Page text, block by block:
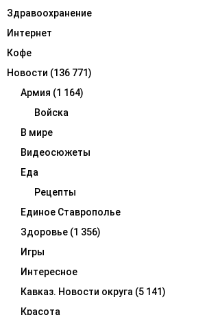
Здравоохранение
Интернет
Кофе
Новости (136 771)
Армия (1 164)
Войска
В мире
Видеосюжеты
Еда
Рецепты
Единое Ставрополье
Здоровье (1 356)
Игры
Интересное
Кавказ. Новости округа (5 141)
Красота